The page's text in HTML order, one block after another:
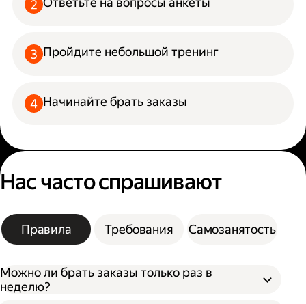
Пройдите небольшой тренинг
Начинайте брать заказы
Нас часто спрашивают
Правила Требования Самозанятость
Можно ли брать заказы только раз в
неделю?